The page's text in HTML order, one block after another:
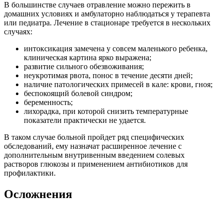
В большинстве случаев отравление можно пережить в
домашних условиях и амбулаторно наблюдаться у терапевта
или педиатра. Лечение в стационаре требуется в нескольких
случаях:
интоксикация замечена у совсем маленького ребенка,
клиническая картина ярко выражена;
развитие сильного обезвоживания;
неукротимая рвота, понос в течение десяти дней;
наличие патологических примесей в кале: крови, гноя;
беспокоящий болевой синдром;
беременность;
лихорадка, при которой снизить температурные
показатели практически не удается.
В таком случае больной пройдет ряд специфических
обследований, ему назначат расширенное лечение с
дополнительным внутривенным введением солевых
растворов глюкозы и применением антибиотиков для
профилактики.
Осложнения